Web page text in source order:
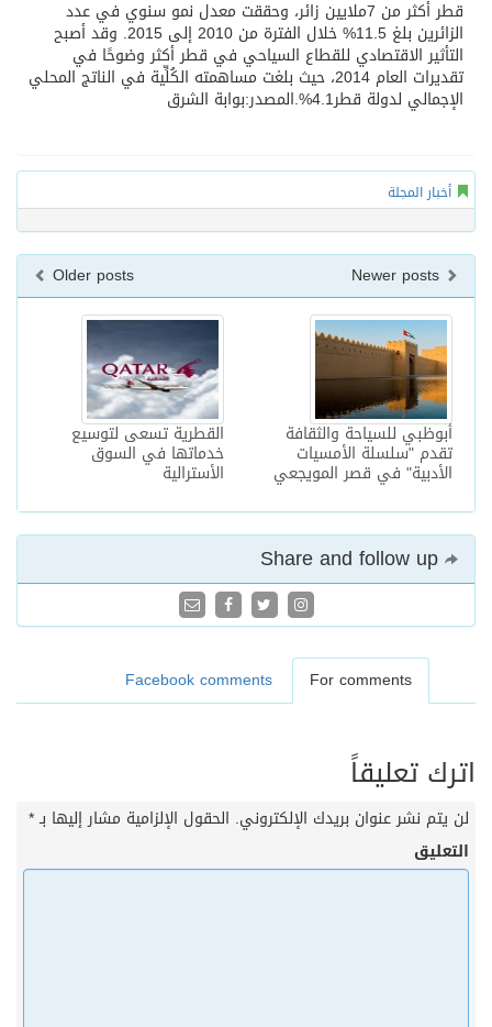
قطر أكثر من 7ملايين زائر، وحققت معدل نمو سنوي في عدد
الزائرين بلغ 11.5%‏‏ خلال الفترة من 2010 إلى 2015. وقد أصبح
التأثير الاقتصادي للقطاع السياحي في قطر أكثر وضوحًا في
تقديرات العام 2014، حيث بلغت مساهمته الكُلِّية في الناتج المحلي
الإجمالي لدولة قطر4.1%‏‏.المصدر:بوابة الشرق
أخبار المجلة
Older posts
القطرية تسعى لتوسيع
خدماتها في السوق
الأسترالية
أبوظبي للسياحة والثقافة
تقدم "سلسلة الأمسيات
الأدبية" في قصر المويجعي
For comments
Facebook comments
اترك تعليقاً
لن يتم نشر عنوان بريدك الإلكتروني. الحقول الإلزامية مشار إليها بـ*
التعليق